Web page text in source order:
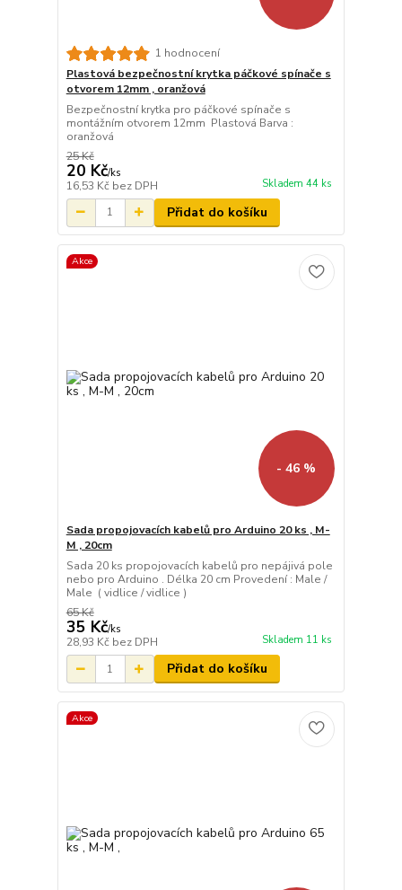
1 hodnocení
Plastová bezpečnostní krytka páčkové spínače s
otvorem 12mm , oranžová
Bezpečnostní krytka pro páčkové spínače s
montážním otvorem 12mm Plastová Barva :
oranžová
25 Kč
20 Kč/ks
16,53 Kč bez DPH Skladem 44 ks
Přidat do košíku
Akce
- 46 %
Sada propojovacích kabelů pro Arduino 20 ks , M-
M , 20cm
Sada 20 ks propojovacích kabelů pro nepájivá pole
nebo pro Arduino . Délka 20 cm Provedení : Male /
Male ( vidlice / vidlice )
65 Kč
35 Kč/ks
28,93 Kč bez DPH Skladem 11 ks
Přidat do košíku
Akce